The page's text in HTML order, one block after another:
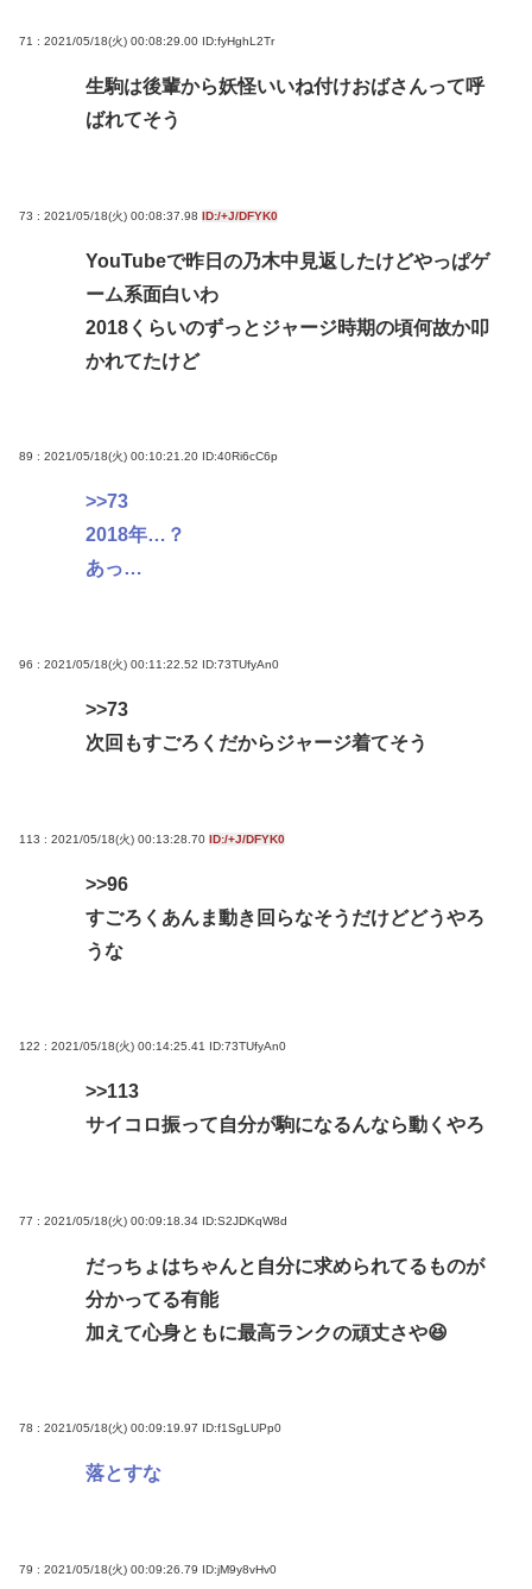
71 : 2021/05/18(火) 00:08:29.00 ID:fyHghL2Tr
生駒は後輩から妖怪いいね付けおばさんって呼
ばれてそう
73 : 2021/05/18(火) 00:08:37.98 ID:/+J/DFYK0
YouTubeで昨日の乃木中見返したけどやっぱゲ
ーム系面白いわ
2018くらいのずっとジャージ時期の頃何故か叩
かれてたけど
89 : 2021/05/18(火) 00:10:21.20 ID:40Ri6cC6p
>>73
2018年…？
あっ…
96 : 2021/05/18(火) 00:11:22.52 ID:73TUfyAn0
>>73
次回もすごろくだからジャージ着てそう
113 : 2021/05/18(火) 00:13:28.70 ID:/+J/DFYK0
>>96
すごろくあんま動き回らなそうだけどどうやろ
うな
122 : 2021/05/18(火) 00:14:25.41 ID:73TUfyAn0
>>113
サイコロ振って自分が駒になるんなら動くやろ
77 : 2021/05/18(火) 00:09:18.34 ID:S2JDKqW8d
だっちょはちゃんと自分に求められてるものが
分かってる有能
加えて心身ともに最高ランクの頑丈さや😆
78 : 2021/05/18(火) 00:09:19.97 ID:f1SgLUPp0
落とすな
79 : 2021/05/18(火) 00:09:26.79 ID:jM9y8vHv0